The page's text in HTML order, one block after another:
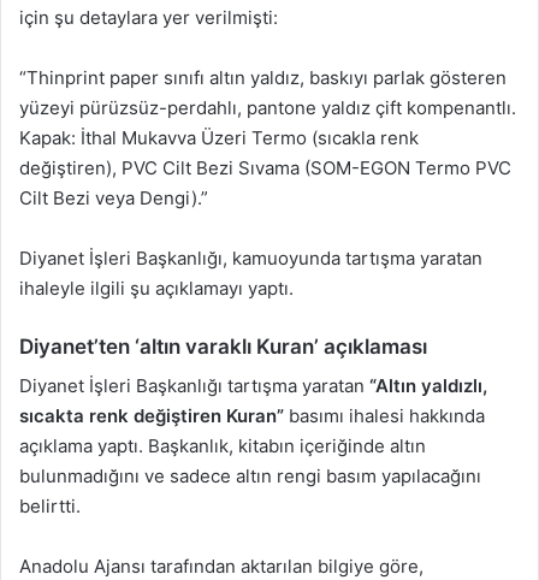
için şu detaylara yer verilmişti:
“Thinprint paper sınıfı altın yaldız, baskıyı parlak gösteren
yüzeyi pürüzsüz-perdahlı, pantone yaldız çift kompenantlı.
Kapak: İthal Mukavva Üzeri Termo (sıcakla renk
değiştiren), PVC Cilt Bezi Sıvama (SOM-EGON Termo PVC
Cilt Bezi veya Dengi).”
Diyanet İşleri Başkanlığı, kamuoyunda tartışma yaratan
ihaleyle ilgili şu açıklamayı yaptı.
Diyanet’ten ‘altın varaklı Kuran’ açıklaması
Diyanet İşleri Başkanlığı tartışma yaratan “Altın yaldızlı,
sıcakta renk değiştiren Kuran” basımı ihalesi hakkında
açıklama yaptı. Başkanlık, kitabın içeriğinde altın
bulunmadığını ve sadece altın rengi basım yapılacağını
belirtti.
Anadolu Ajansı tarafından aktarılan bilgiye göre,